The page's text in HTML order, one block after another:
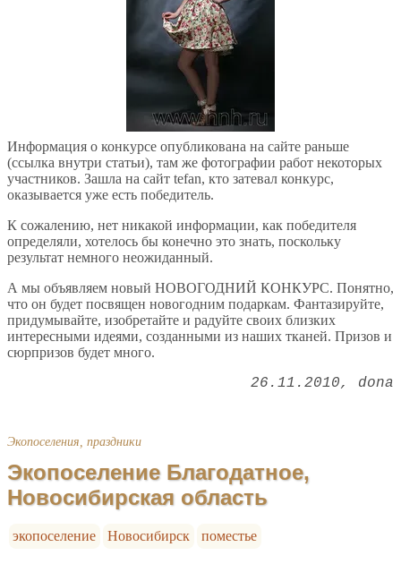
Информация о конкурсе опубликована на сайте раньше
(ссылка внутри статьи), там же фотографии работ некоторых
участников. Зашла на сайт tefan, кто затевал конкурс,
оказывается уже есть победитель.
К сожалению, нет никакой информации, как победителя
определяли, хотелось бы конечно это знать, поскольку
результат немного неожиданный.
А мы объявляем новый НОВОГОДНИЙ КОНКУРС. Понятно,
что он будет посвящен новогодним подаркам. Фантазируйте,
придумывайте, изобретайте и радуйте своих близких
интересными идеями, созданными из наших тканей. Призов и
сюрпризов будет много.
26.11.2010 dona
Экопоселения, праздники
Экопоселение Благодатное,
Новосибирская область
экопоселение Новосибирск поместье